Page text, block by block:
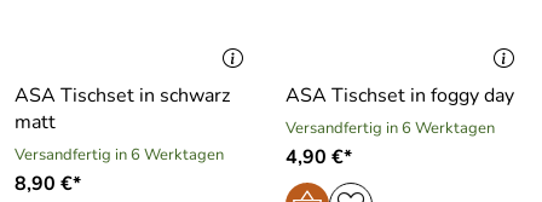
ASA Tischset in schwarz
matt
Versandfertig in 6 Werktagen
8,90 €*
ASA Tischset in foggy day
Versandfertig in 6 Werktagen
4,90 €*